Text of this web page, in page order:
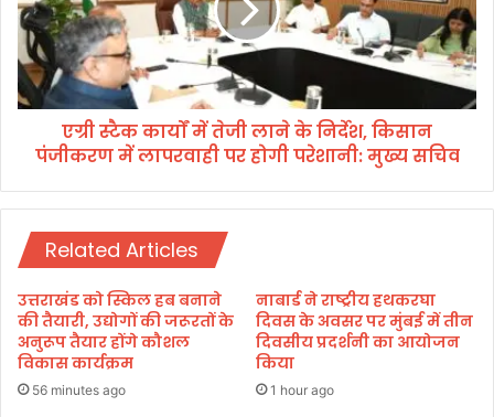
वि
द्या
र्थि
यों
ए
सी
कै
डे
का
1
3
0
का
र्यों
में
ते
जी
श
,
कि
सा
न
पं
जी
एग्री स्टैक कार्यों में तेजी लाने के निर्देश, किसान
पंजीकरण में लापरवाही पर होगी परेशानी: मुख्य सचिव
Related Articles
उत्तराखंड को स्किल हब बनाने
की तैयारी, उद्योगों की जरूरतों के
अनुरूप तैयार होंगे कौशल
विकास कार्यक्रम
56 minutes ago
नाबार्ड ने राष्ट्रीय हथकरघा
दिवस के अवसर पर मुंबई में तीन
दिवसीय प्रदर्शनी का आयोजन
किया
1 hour ago